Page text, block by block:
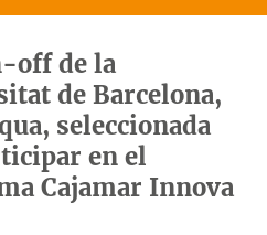
off de la
de Barcelona,
seleccionada
en el
Cajamar Innova